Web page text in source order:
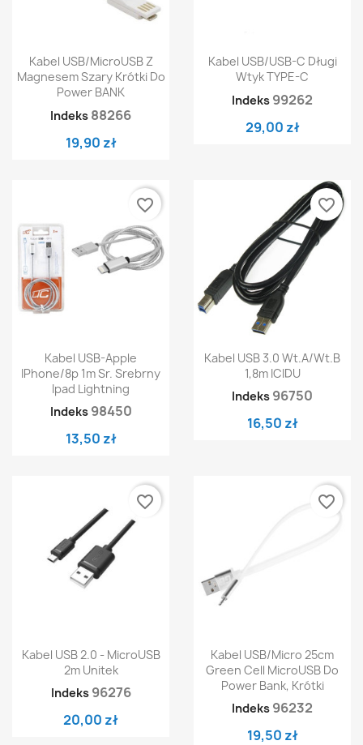
Kabel USB/MicroUSB Z
Magnesem Szary Krótki Do
Power BANK
Indeks 88266
19,90 zł
Kabel USB/USB-C Długi
Wtyk TYPE-C
Indeks 99262
29,00 zł
Kabel USB-Apple
IPhone/8p 1m Sr. Srebrny
Ipad Lightning
Indeks 98450
13,50 zł
favorite_border
Kabel USB 3.0 Wt.A/wt.B
1,8m ICIDU
Indeks 96750
16,50 zł
favorite_border
Kabel USB 2.0 - MicroUSB
2m Unitek
Indeks 96276
20,00 zł
favorite_border
Kabel USB/Micro 25cm
Green Cell MicroUSB Do
Power Bank, Krótki
Indeks 96232
19,50 zł
favorite_border